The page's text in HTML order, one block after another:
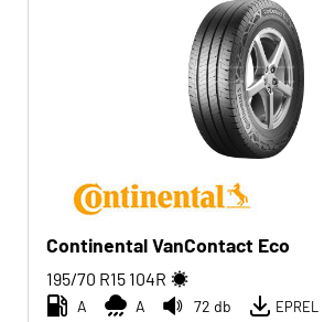
Continental VanContact Eco
195/70 R15 104R
A A 72 db EPREL